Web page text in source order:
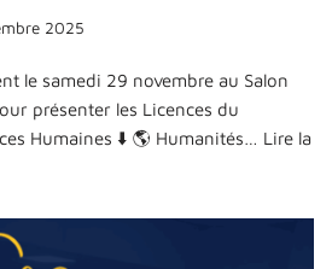
2025
le samedi 29 novembre au Salon
présenter les Licences du
Humaines ⬇️ 🌎 Humanités… Lire la